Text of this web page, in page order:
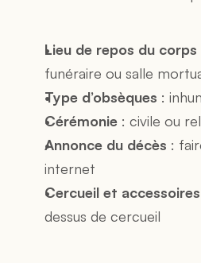
Lieu de repos du corps
funéraire ou salle
Type d’obsèques :
Cérémonie : civile ou
Annonce du décès :
internet
Cercueil et accessoires
dessus de cercueil